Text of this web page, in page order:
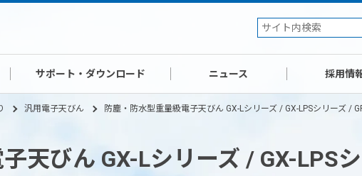
サポート・ダウンロード ニュース 採用情
汎用電子天びん 防塵・防水型重量級電子天びん GX-Lシリーズ / GX-LPSシリーズ /
天びん GX-Lシリーズ / GX-LPS